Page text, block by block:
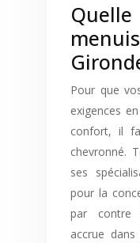
Pour que
exigences
confort, il
chevronné.
ses
pour la
par contre
accrue